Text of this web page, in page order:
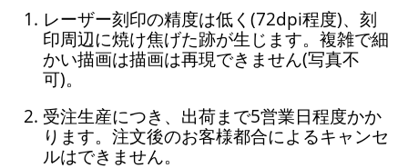
レーザー刻印の精度は低く(72dpi程度)、刻
印周辺に焼け焦げた跡が生じます。複雑で細
かい描画は描画は再現できません(写真不
可)。
受注生産につき、出荷まで5営業日程度かか
ります。注文後のお客様都合によるキャンセ
ルはできません。